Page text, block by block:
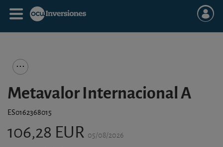
Metavalor Internacional A
ES0162368015
106,28 EUR 05/08/2026